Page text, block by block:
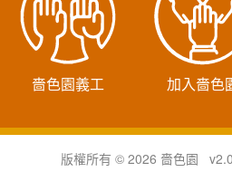
嗇色園義工 加入嗇色
版權所有 © 2026 嗇色園